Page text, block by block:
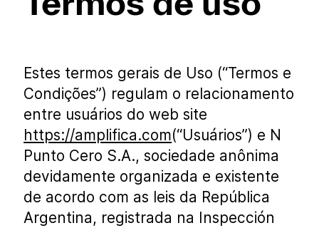
Estes termos gerais de Uso (“Termos e
Condições”) regulam o relacionamento
entre usuários do web site
https://amplifica.com(“Usuários”) e N
Punto Cero S.A., sociedade anônima
devidamente organizada e existente
de acordo com as leis da República
Argentina, registrada na Inspección